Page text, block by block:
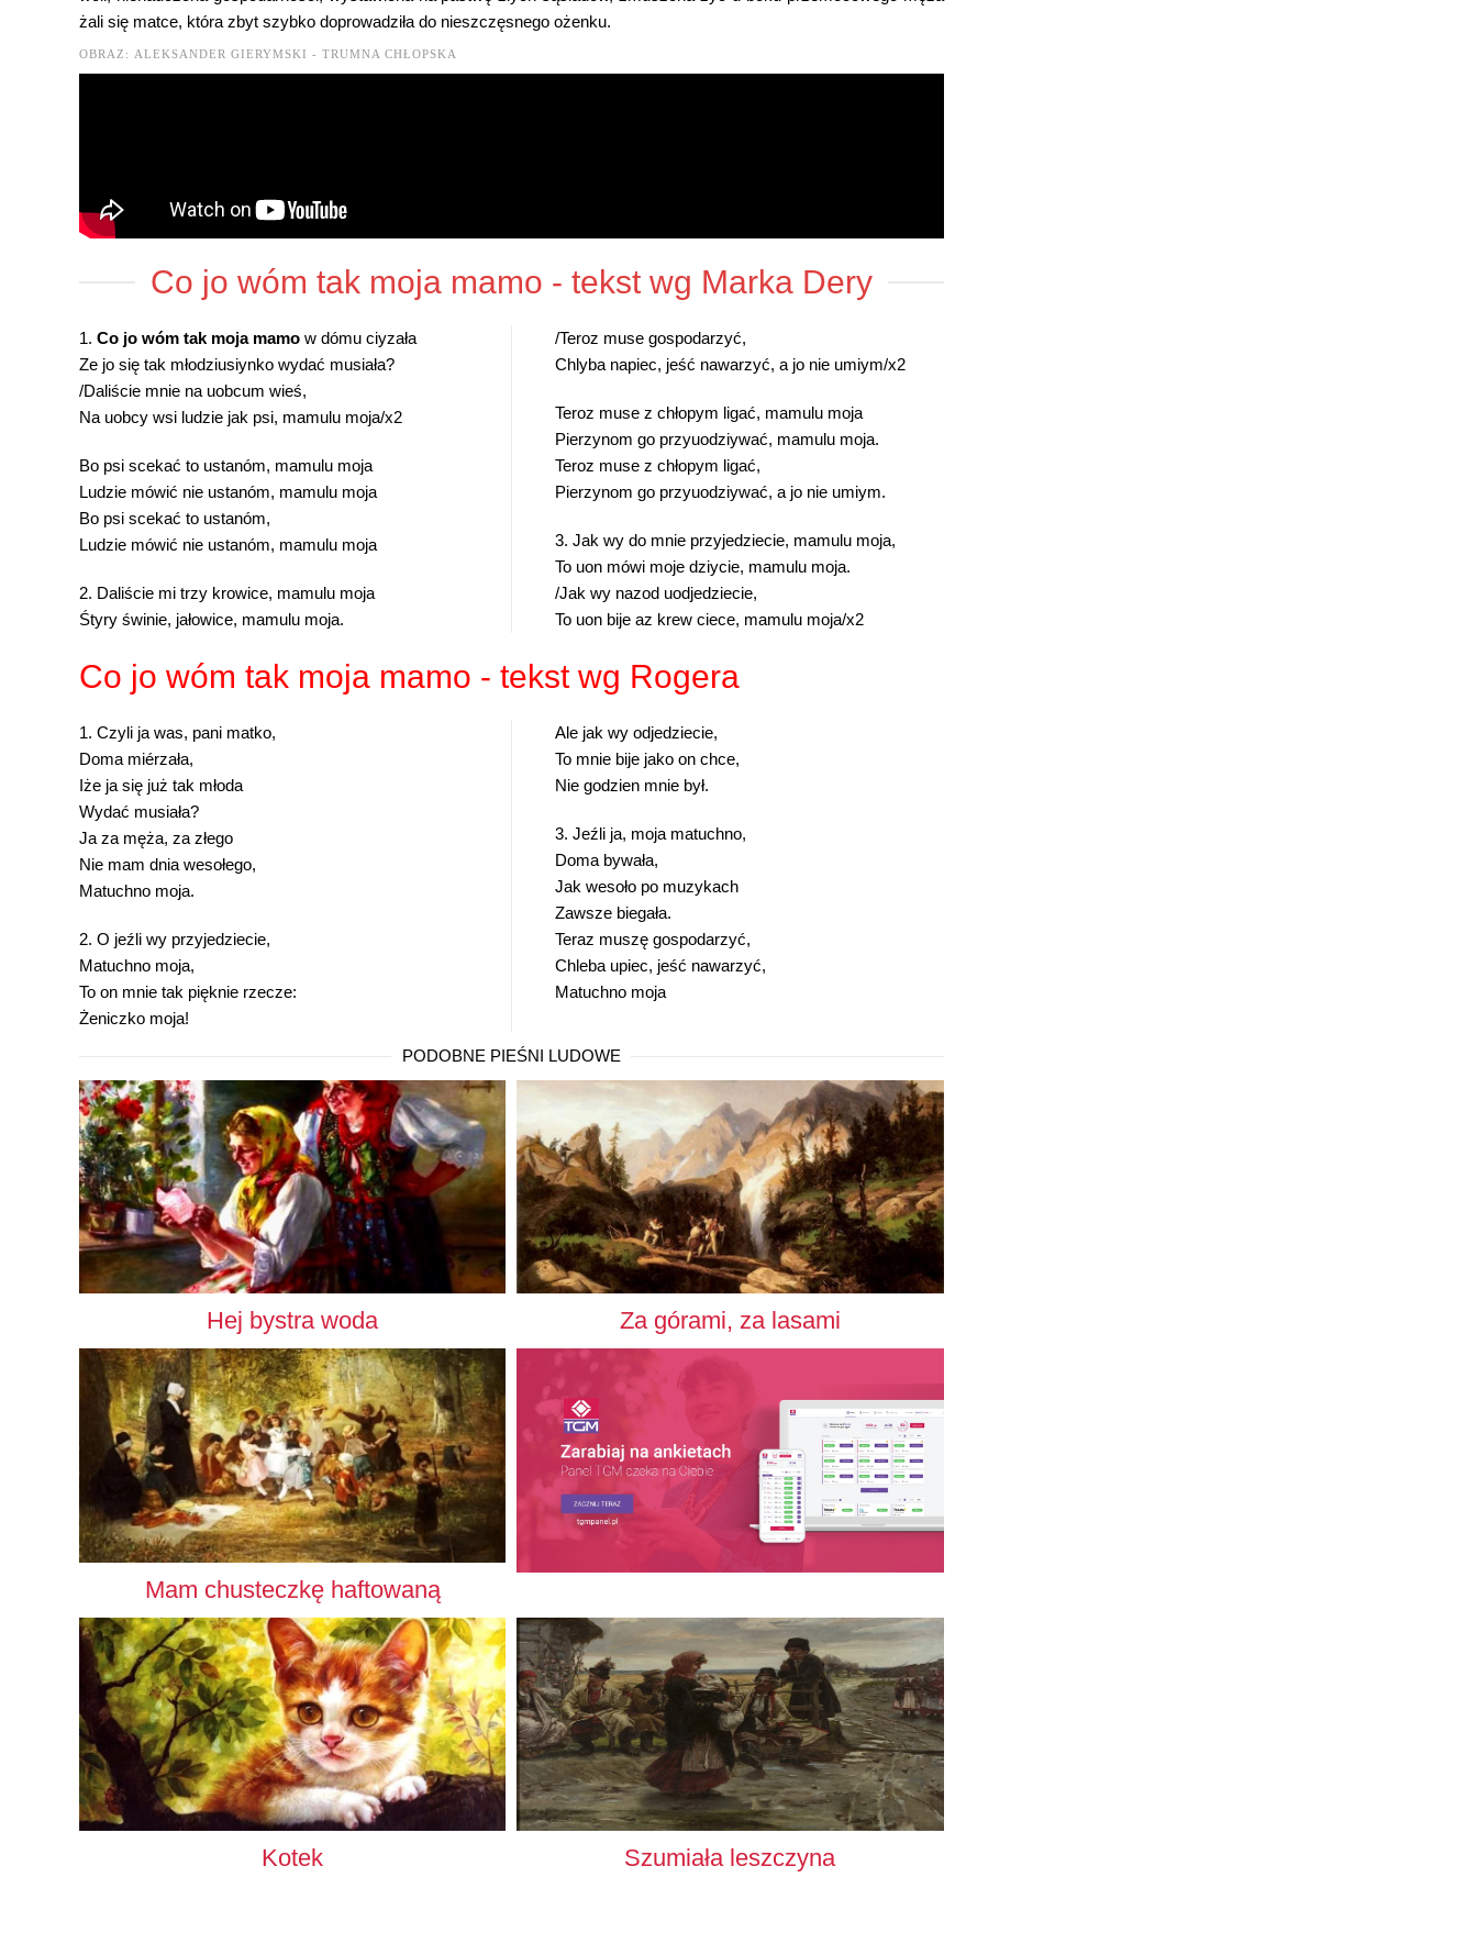
żali się matce, która zbyt szybko doprowadziła do nieszczęsnego ożenku.
OBRAZ: ALEKSANDER GIERYMSKI - TRUMNA CHŁOPSKA
Co jo wóm tak moja mamo - tekst wg Marka Dery
1. Co jo wóm tak moja mamo w dómu ciyzała
Ze jo się tak młodziusiynko wydać musiała?
/Daliście mnie na uobcum wieś,
Na uobcy wsi ludzie jak psi, mamulu moja/x2
Bo psi scekać to ustanóm, mamulu moja
Ludzie mówić nie ustanóm, mamulu moja
Bo psi scekać to ustanóm,
Ludzie mówić nie ustanóm, mamulu moja
2. Daliście mi trzy krowice, mamulu moja
Śtyry świnie, jałowice, mamulu moja.
/Teroz muse gospodarzyć,
Chlyba napiec, jeść nawarzyć, a jo nie umiym/x2
Teroz muse z chłopym ligać, mamulu moja
Pierzynom go przyuodziywać, mamulu moja.
Teroz muse z chłopym ligać,
Pierzynom go przyuodziywać, a jo nie umiym.
3. Jak wy do mnie przyjedziecie, mamulu moja,
To uon mówi moje dziycie, mamulu moja.
/Jak wy nazod uodjedziecie,
To uon bije az krew ciece, mamulu moja/x2
Co jo wóm tak moja mamo - tekst wg Rogera
1. Czyli ja was, pani matko,
Doma miérzała,
Iże ja się już tak młoda
Wydać musiała?
Ja za męża, za złego
Nie mam dnia wesołego,
Matuchno moja.
2. O jeźli wy przyjedziecie,
Matuchno moja,
To on mnie tak pięknie rzecze:
Żeniczko moja!
Ale jak wy odjedziecie,
To mnie bije jako on chce,
Nie godzien mnie był.
3. Jeźli ja, moja matuchno,
Doma bywała,
Jak wesoło po muzykach
Zawsze biegała.
Teraz muszę gospodarzyć,
Chleba upiec, jeść nawarzyć,
Matuchno moja
PODOBNE PIEŚNI LUDOWE
Hej bystra woda Za górami, za lasami
Mam chusteczkę haftowaną
Kotek Szumiała leszczyna